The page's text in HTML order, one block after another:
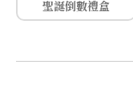
聖誕倒數禮盒